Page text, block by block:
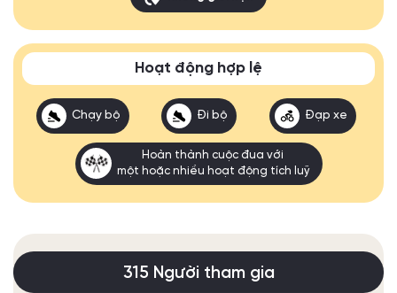
Hoạt động hợp lệ
Chạy bộ Đi bộ Đạp xe
Hoàn thành cuộc đua với
một hoặc nhiều hoạt động tích luỹ
315 Người tham gia